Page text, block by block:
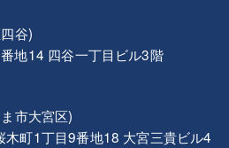
谷)
地14 四谷一丁目ビル3階
市大宮区)
木町1丁目9番地18 大宮三貴ビル4